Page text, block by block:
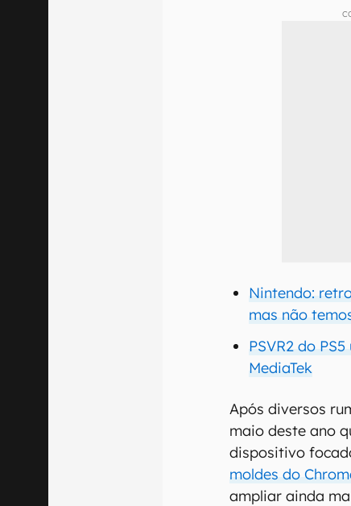
Nintendo:
mas não
PSVR2 do
MediaTek
Após diversos
maio deste ano
dispositivo
moldes do
ampliar ainda